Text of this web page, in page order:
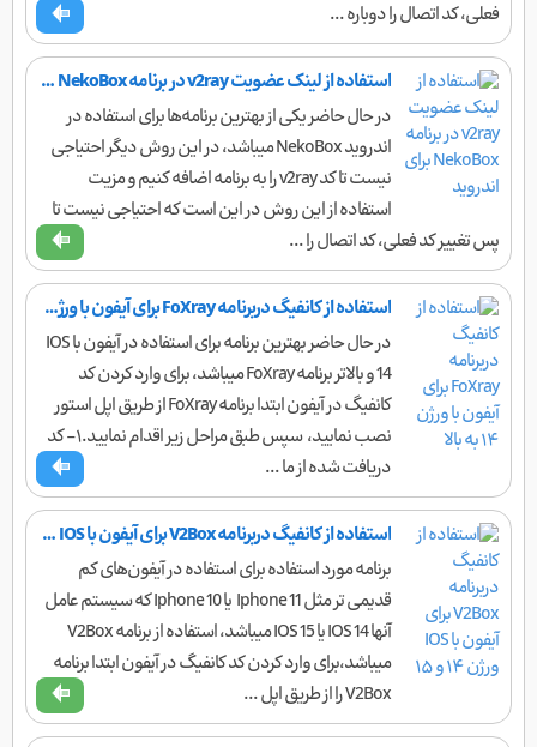
فعلی، کد اتصال را دوباره ...
استفاده از لینک عضویت v2ray در برنامه NekoBox برای اندروید
در حال حاضر یکی از بهترین برنامه‌ها برای استفاده در
اندروید NekoBox میباشد، در این روش دیگر احتیاجی
نیست تا کد v2ray را به برنامه اضافه کنیم و مزیت
استفاده از این روش در این است که احتیاجی نیست تا
پس تغییر کد فعلی، کد اتصال را ...
استفاده از کانفیگ دربرنامه FoXray برای آیفون با ورژن ۱۴ به بالا
در حال حاضر بهترین برنامه برای استفاده در آیفون با IOS
14 و بالاتر برنامه FoXray میباشد، برای وارد کردن کد
کانفیگ در آیفون ابتدا برنامه FoXray از طریق اپل استور
نصب نمایید، سپس طبق مراحل زیر اقدام نمایید.۱- کد
دریافت شده از ما ...
استفاده از کانفیگ دربرنامه V2Box برای آیفون با IOS ورژن ۱۴ و ۱۵
برنامه مورد استفاده برای استفاده در آیفون‌های کم
قدیمی تر مثل Iphone 11 یا Iphone 10 که سیستم عامل
آنها IOS 14 یا IOS 15 میباشد، استفاده از برنامه V2Box
میباشد،برای وارد کردن کد کانفیگ در آیفون ابتدا برنامه
V2Box را از طریق اپل ...